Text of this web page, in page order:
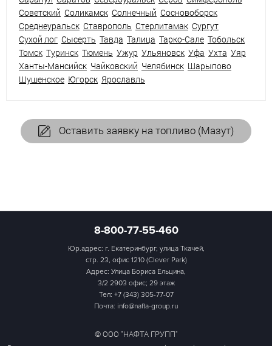
Советский Соликамск Солнечный Сосновоборск
Среднеуральск Ставрополь Стерлитамак Сургут
Сухой лог Сысерть Тавда Талица Тарко-Сале Тобольск
Томск Туринск Тюмень Ужур Ульяновск Уфа Ухта Уяр
Ханты-Мансийск Чайковский Челябинск Шарыпово
Шушенское Югорск Ярославль
Оставить заявку на топливо (Мазут)
8-800-77-55-460
Юр.адрес: г. Екатеринбург, улица Ткачей,
стр. 23, офис 1210 (Clever Park)
Адрес: Улица Бориса Ельцина,
3/2 2903 офис; 29 этаж
Тел: +7 (343) 305-77-07
Почта: info@nafta-group.ru
© ООО "НАФТА ГРУПП"